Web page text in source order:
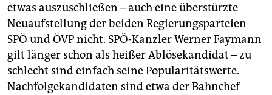
etwas auszuschließen – auch eine überstürzte
Neuaufstellung der beiden Regierungsparteien
SPÖ und ÖVP nicht. SPÖ-Kanzler Werner Faymann
gilt länger schon als heißer Ablösekandidat – zu
schlecht sind einfach seine Popularitätswerte.
Nachfolgekandidaten sind etwa der Bahnchef